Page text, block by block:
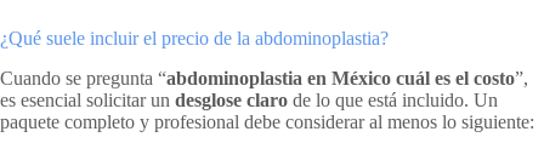
¿Qué suele incluir el precio de la abdominoplastia?
Cuando se pregunta “abdominoplastia en México cuál es el costo”,
es esencial solicitar un desglose claro de lo que está incluido. Un
paquete completo y profesional debe considerar al menos lo siguiente: